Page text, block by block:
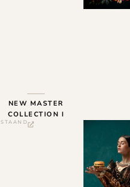
NEW MASTER
COLLECTION I
STAAND